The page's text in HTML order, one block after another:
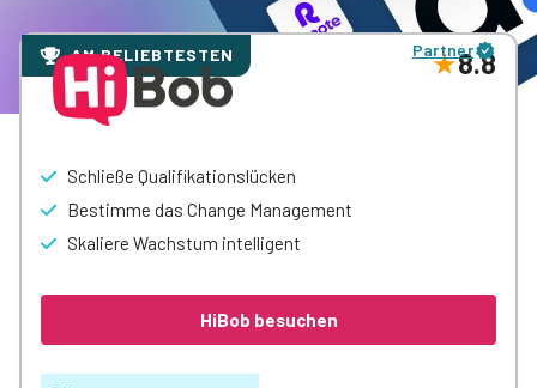
AM BELIEBTESTEN Partner8.8
Schließe Qualifikationslücken
Bestimme das Change Management
Skaliere Wachstum intelligent
HiBob besuchen